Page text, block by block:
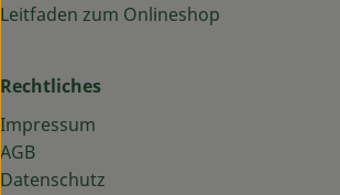
Leitfaden zum Onlineshop
Rechtliches
Impressum
AGB
Datenschutz